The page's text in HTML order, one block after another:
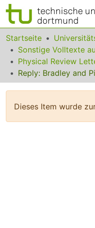
Bereiche &
Das gesamte
Statistiken
Startseite
Physical Review
Reply: Bradley and
Dieses Item wurde